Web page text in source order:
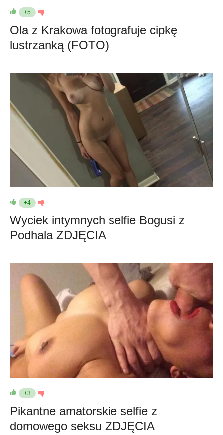
+5
Ola z Krakowa fotografuje cipkę
lustrzanką (FOTO)
+4
Wyciek intymnych selfie Bogusi z
Podhala ZDJĘCIA
+3
Pikantne amatorskie selfie z
domowego seksu ZDJĘCIA